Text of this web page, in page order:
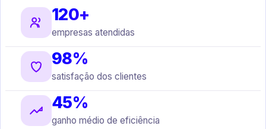
120+
empresas atendidas
98%
satisfação dos clientes
45%
ganho médio de eficiência